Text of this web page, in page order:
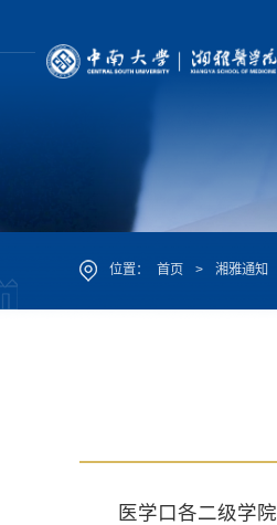
位置： 首页 > 湘雅通知
医学口各二级学